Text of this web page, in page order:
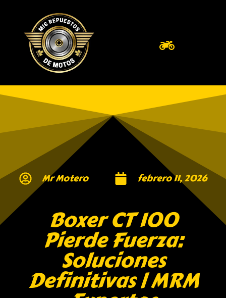
Mr Motero febrero 11, 2026
Boxer CT 100
Pierde Fuerza:
Soluciones
Definitivas | MRM